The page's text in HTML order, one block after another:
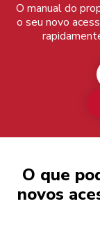
O manual do
o seu novo
O que
novos